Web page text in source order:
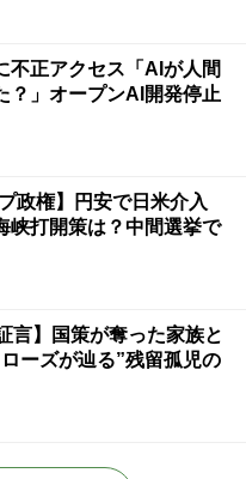
不正アクセス「AIが人間
？」オープンAI開発停止
政権】円安で日米介入
峡打開策は？中間選挙で
言】国策が奪った家族と
ーズが辿る”残留孤児の